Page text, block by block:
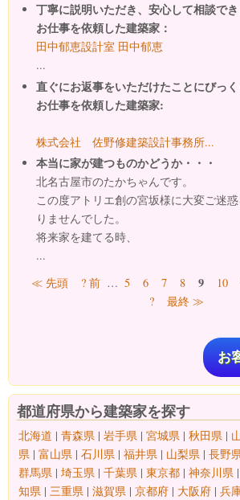
丁寧に説明いただき、安心して相談で
お仕事を依頼した建築家：
田中郁恵設計室 田中郁恵
...
直ぐにお返事をいただけたことにびっく
お仕事を依頼した建築家:
株式会社 佐野修建築設計事務所...
本当に家が建つものかどうか・・・
北名古屋市のたかちゃんです。
この度アトリエ創の宮坂様に大変ご迷
りませんでした。
将来家を建てる時、
...
ページ
≪ 先頭 ? 前 … 5 6 7 8 9 10
?
最終 ≫
お
都道府県から建築家を探す
北海道 | 青森県 | 岩手県 | 宮城県 | 秋田県 |
県 | 富山県 | 石川県 | 福井県 | 山梨県 | 長野
群馬県 | 埼玉県 | 千葉県 | 東京都 | 神奈川県 |
知県 | 三重県 | 滋賀県 | 京都府 | 大阪府 | 兵